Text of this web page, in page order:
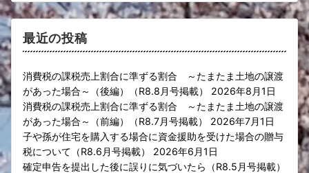
最近の投稿
消費税の課税売上割合に準ずる割合 ～たまたま土地の譲渡
があった場合～（後編）（R8.8月号掲載）
2026年8月1日
消費税の課税売上割合に準ずる割合 ～たまたま土地の譲渡
があった場合～（前編）（R8.7月号掲載）
2026年7月1日
子や孫が住宅を購入する場合に資金援助を受けた場合の贈与
税について（R8.6月号掲載）
2026年6月1日
確定申告を提出した後に誤りに気づいたら（R8.5月号掲載）